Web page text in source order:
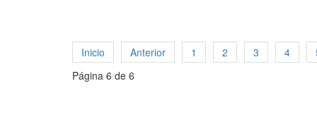
Inicio Anterior 1 2 3 4
Página 6 de 6